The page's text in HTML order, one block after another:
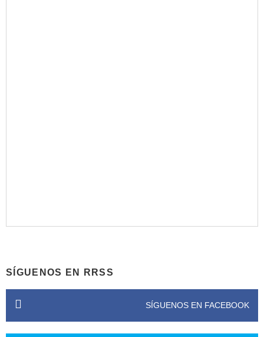
SÍGUENOS EN RRSS
SÍGUENOS EN FACEBOOK